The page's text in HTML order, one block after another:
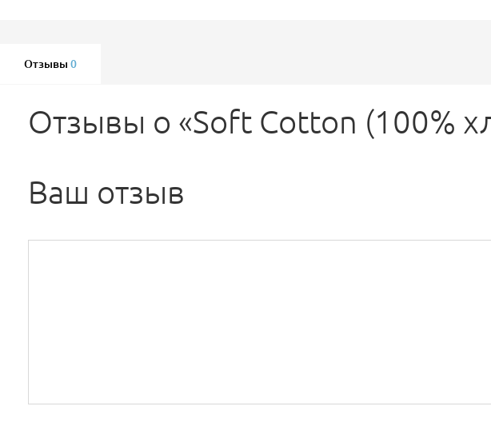
Отзывы 0
Отзывы о «Soft Cotton (100%
Ваш отзыв